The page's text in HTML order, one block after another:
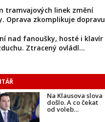
tramvajových linek změní
Oprava zkomplikuje dopravu
nad fanoušky, hosté i klavír
Ztracený ovládl…
Na Klausova slova
došlo. A co čekat
od voleb…